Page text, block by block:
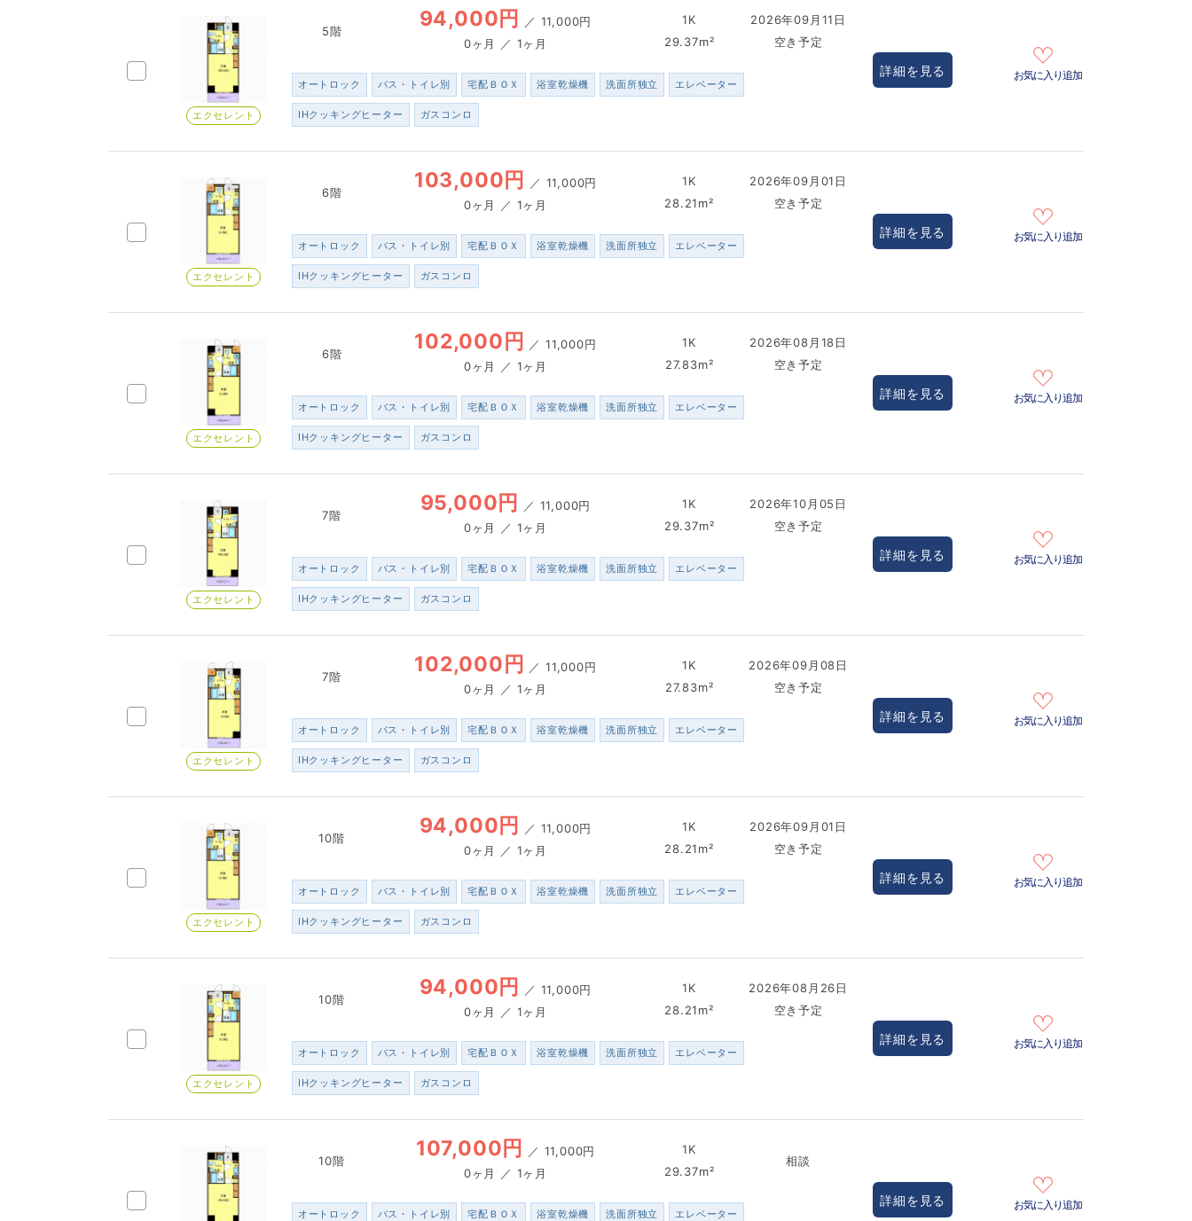
エクセレント
5階 94,000円 ／ 11,000円
0ヶ月 ／ 1ヶ月
1K
29.37m²
2026年09月11日
空き予定
オートロック バス・トイレ別 宅配ＢＯＸ 浴室乾燥機 洗面所独立 エレベーター
IHクッキングヒーター ガスコンロ
詳細を見る お気に入り追加
エクセレント
6階 103,000円 ／ 11,000円
0ヶ月 ／ 1ヶ月
1K
28.21m²
2026年09月01日
空き予定
オートロック バス・トイレ別 宅配ＢＯＸ 浴室乾燥機 洗面所独立 エレベーター
IHクッキングヒーター ガスコンロ
詳細を見る お気に入り追加
エクセレント
6階 102,000円 ／11,000円
0ヶ月 ／ 1ヶ月
1K
27.83m²
2026年08月18日
空き予定
オートロック バス・トイレ別 宅配ＢＯＸ 浴室乾燥機 洗面所独立 エレベーター
IHクッキングヒーター ガスコンロ
詳細を見る お気に入り追加
エクセレント
7階 95,000円 ／ 11,000円
0ヶ月 ／ 1ヶ月
1K
29.37m²
2026年10月05日
空き予定
オートロック バス・トイレ別 宅配ＢＯＸ 浴室乾燥機 洗面所独立 エレベーター
IHクッキングヒーター ガスコンロ
詳細を見る お気に入り追加
エクセレント
7階 102,000円 ／11,000円
0ヶ月 ／ 1ヶ月
1K
27.83m²
2026年09月08日
空き予定
オートロック バス・トイレ別 宅配ＢＯＸ 浴室乾燥機 洗面所独立 エレベーター
IHクッキングヒーター ガスコンロ
詳細を見る お気に入り追加
エクセレント
10階 94,000円 ／ 11,000円
0ヶ月 ／ 1ヶ月
1K
28.21m²
2026年09月01日
空き予定
オートロック バス・トイレ別 宅配ＢＯＸ 浴室乾燥機 洗面所独立 エレベーター
IHクッキングヒーター ガスコンロ
詳細を見る お気に入り追加
エクセレント
10階 94,000円 ／ 11,000円
0ヶ月 ／ 1ヶ月
1K
28.21m²
2026年08月26日
空き予定
オートロック バス・トイレ別 宅配ＢＯＸ 浴室乾燥機 洗面所独立 エレベーター
IHクッキングヒーター ガスコンロ
詳細を見る お気に入り追加
10階 107,000円 ／ 11,000円
0ヶ月 ／ 1ヶ月
1K
29.37m²
相談
オートロック バス・トイレ別 宅配ＢＯＸ 浴室乾燥機 洗面所独立 エレベーター
詳細を見る お気に入り追加